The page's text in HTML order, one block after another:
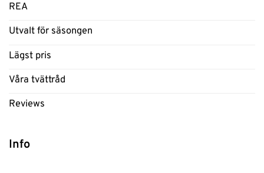
REA
Utvalt för säsongen
Lägst pris
Våra tvättråd
Reviews
Info